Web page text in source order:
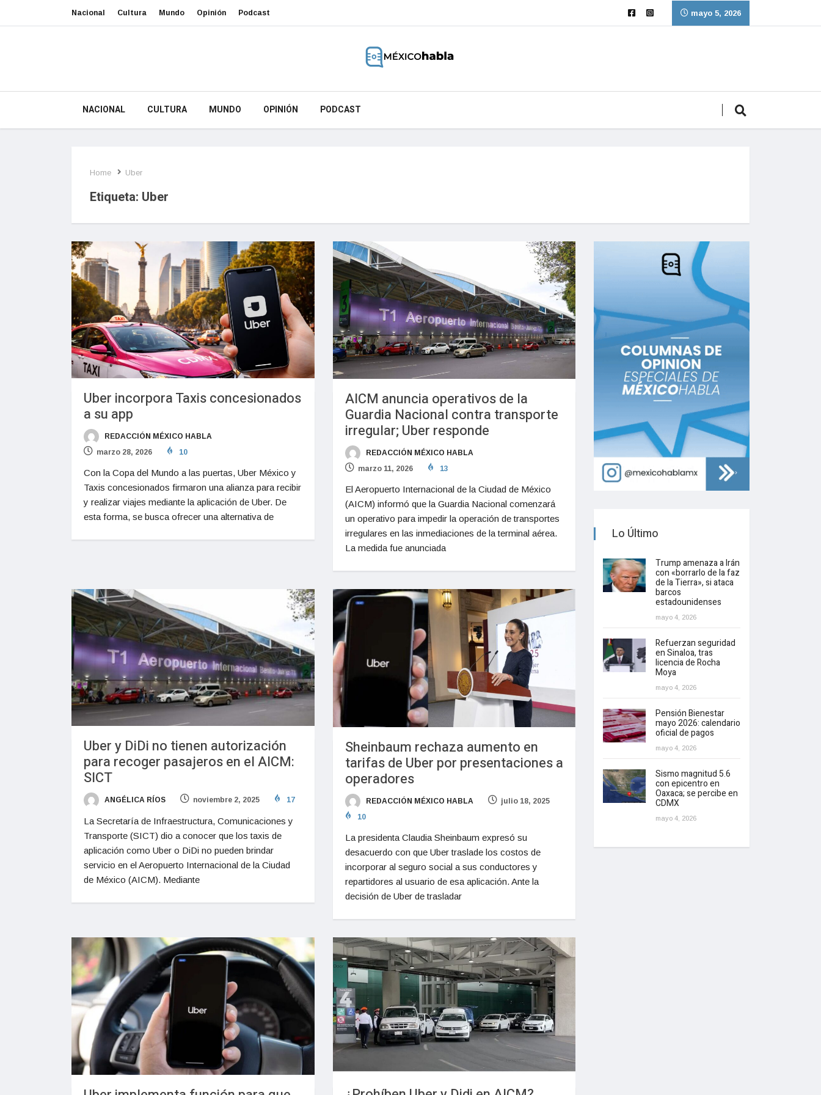
Nacional Cultura Mundo Opinión Podcast mayo 5, 2026
NACIONAL CULTURA MUNDO OPINIÓN PODCAST
Home Uber
Etiqueta: Uber
Uber incorpora Taxis concesionados
a su app
REDACCIÓN MÉXICO HABLA
marzo 28, 2026
10
Con la Copa del Mundo a las puertas, Uber México y
Taxis concesionados firmaron una alianza para recibir
y realizar viajes mediante la aplicación de Uber. De
esta forma, se busca ofrecer una alternativa de
AICM anuncia operativos de la
Guardia Nacional contra transporte
irregular; Uber responde
REDACCIÓN MÉXICO HABLA
marzo 11, 2026
13
El Aeropuerto Internacional de la Ciudad de México
(AICM) informó que la Guardia Nacional comenzará
un operativo para impedir la operación de transportes
irregulares en las inmediaciones de la terminal aérea.
La medida fue anunciada
Uber y DiDi no tienen autorización
para recoger pasajeros en el AICM:
SICT
ANGÉLICA RÍOS noviembre 2, 2025 17
La Secretaría de Infraestructura, Comunicaciones y
Transporte (SICT) dio a conocer que los taxis de
aplicación como Uber o DiDi no pueden brindar
servicio en el Aeropuerto Internacional de la Ciudad
de México (AICM). Mediante
Sheinbaum rechaza aumento en
tarifas de Uber por presentaciones a
operadores
REDACCIÓN MÉXICO HABLA
julio 18, 2025
10
La presidenta Claudia Sheinbaum expresó su
desacuerdo con que Uber traslade los costos de
incorporar al seguro social a sus conductores y
repartidores al usuario de esa aplicación. Ante la
decisión de Uber de trasladar
Lo Último
Trump amenaza a Irán
con «borrarlo de la faz
de la Tierra», si ataca
barcos
estadounidenses
mayo 4, 2026
Refuerzan seguridad
en Sinaloa, tras
licencia de Rocha
Moya
mayo 4, 2026
Pensión Bienestar
mayo 2026: calendario
oficial de pagos
mayo 4, 2026
Sismo magnitud 5.6
con epicentro en
Oaxaca; se percibe en
CDMX
mayo 4, 2026